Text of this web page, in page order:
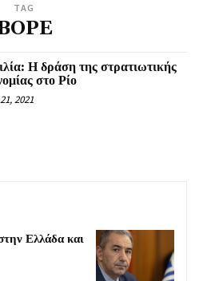
TAG
Η δράση της στρατιωτικής
στο Ρίο
2021
Ελλάδα και